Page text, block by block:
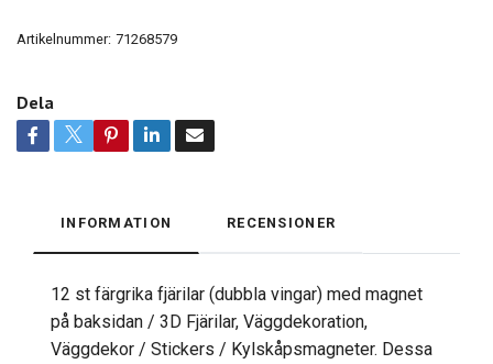
Artikelnummer: 71268579
Dela
INFORMATION RECENSIONER
12 st färgrika fjärilar (dubbla vingar) med magnet
på baksidan / 3D Fjärilar, Väggdekoration,
Väggdekor / Stickers / Kylskåpsmagneter. Dessa